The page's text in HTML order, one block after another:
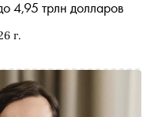
г.
4,95 трлн долларов